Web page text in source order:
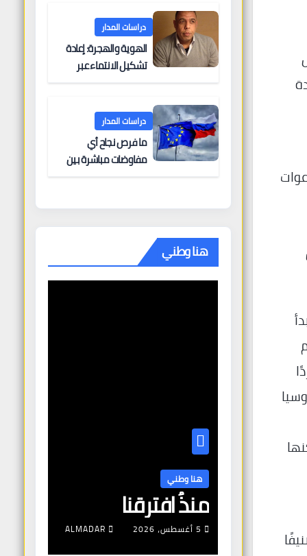
دون
2026، إن “مبدأ
لكنها
العقوبات (120) إدراجًا جديدًا و(36) تصنيفًا
دراسات المدار
الهوية والهجرة: إعادة
تشكيل الانتماء عبر
دراسات المدار
ما فرص نجاح أي
مفاوضات مباشرة بين
هنا وطني
هنا وطني
منذُ افترقنا
5 أغسطس، 2026 ALMADAR